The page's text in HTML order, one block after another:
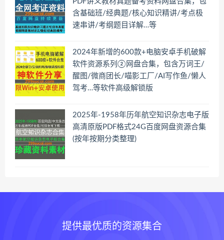
含基础班/经典题/核心知识精讲/考点极
速串讲/考纲题目详解…等
2024年新增的600款+电脑安卓手机破解
软件资源系列②网盘合集，包含万词王/
醒图/微商团长/喵影工厂/AI写作鱼/懒人
驾考…等软件高级解锁版
2025年-1958年历年航空知识杂志电子版
高清原版PDF格式24G百度网盘资源合集
(按年按期分类整理)
提供最优质的资源集合